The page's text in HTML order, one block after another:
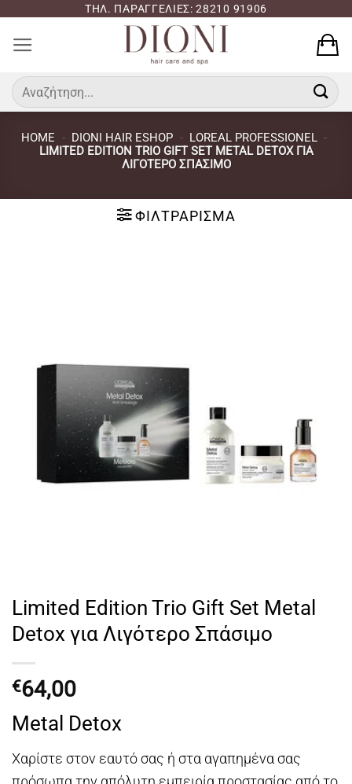
περιεχόμενο
ΤΗΛ. ΠΑΡΑΓΓΕΛΙΕΣ: 28210 91906
Αναζήτηση
για:
HOME - DIONI HAIR ESHOP - LOREAL PROFESSIONEL -
LIMITED EDITION TRIO GIFT SET METAL DETOX ΓΙΑ
ΛΙΓΌΤΕΡΟ ΣΠΆΣΙΜΟ
ΦΙΛΤΡΆΡΙΣΜΑ
Limited Edition Trio Gift Set Metal
Detox για Λιγότερο Σπάσιμο
€64,00
Metal Detox
Χαρίστε στον εαυτό σας ή στα αγαπημένα σας